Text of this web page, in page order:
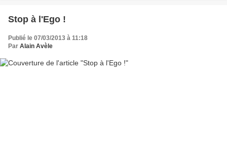
Stop à l'Ego !
Publié le 07/03/2013 à 11:18
Par Alain Avèle